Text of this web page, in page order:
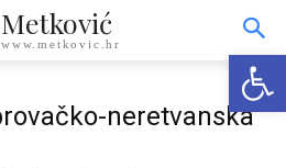
Metković
www.metkovic.hr
neretvanska